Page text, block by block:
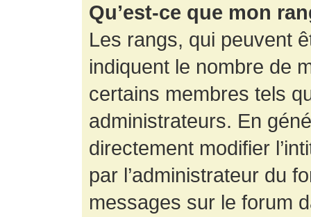
Qu’est-ce que mon
Les rangs, qui peuvent
indiquent le nombre de
certains membres tels
administrateurs. En
directement modifier
par l’administrateur du
messages sur le forum